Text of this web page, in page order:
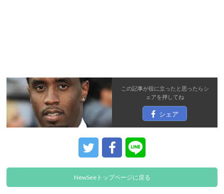
この記事が役に立ったと思ったら シ
ェアを押してね
シェア
NewSeeトップページに戻る